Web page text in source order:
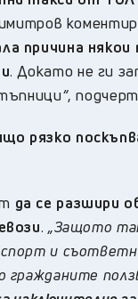
причина някои
. Докато не ги
“,
рязко
да се разшири
. „Защото
и